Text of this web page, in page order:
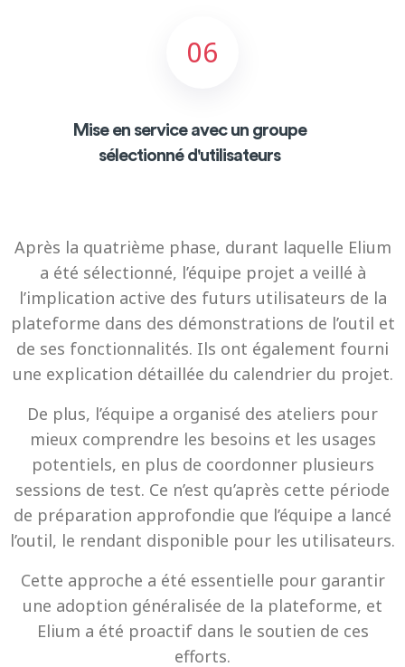
06
Mise en service avec un groupe
sélectionné d'utilisateurs
Après la quatrième phase, durant laquelle Elium
a été sélectionné, l’équipe projet a veillé à
l’implication active des futurs utilisateurs de la
plateforme dans des démonstrations de l’outil et
de ses fonctionnalités. Ils ont également fourni
une explication détaillée du calendrier du projet.
De plus, l’équipe a organisé des ateliers pour
mieux comprendre les besoins et les usages
potentiels, en plus de coordonner plusieurs
sessions de test. Ce n’est qu’après cette période
de préparation approfondie que l’équipe a lancé
l’outil, le rendant disponible pour les utilisateurs.
Cette approche a été essentielle pour garantir
une adoption généralisée de la plateforme, et
Elium a été proactif dans le soutien de ces
efforts.